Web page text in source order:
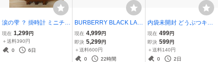
涙の雫 ？ 掛時計 ミニチュ
ア レプリカ 置き物 アンテ
ィーク風 インテリア 全長
15cm 土産物 振り子 秒針
現在 1,299円
＋送料390円
0
6日
BURBERRY BLACK LAB
EL バーバリーブラックレ
ーベル レディース 38 ブ
ルー ジップアップ カーデ
ィガン ニット ジャケット
現在 4,999円
即決 5,299円
＋送料600円
0
22時間
内袋未開封 どうぶつキャ
ンプ 07 ねずみ バンダイ
BANDAI ガシャポン GAS
HAPON カプセルトイ ネ
ズミ 鼠 ミニブック付 フィ
現在 499円
即決 599円
＋送料140円
0
2日